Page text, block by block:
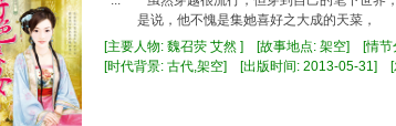
是说，他不愧是集她喜好之大成的天菜，
[主要人物: 魏召荧 艾然 ] [故事地点: 架空] [情节
[时代背景: 古代,架空] [出版时间: 2013-05-31]